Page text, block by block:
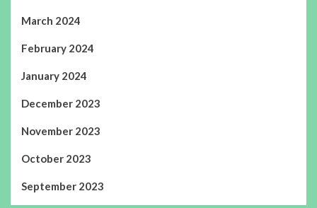
March 2024
February 2024
January 2024
December 2023
November 2023
October 2023
September 2023